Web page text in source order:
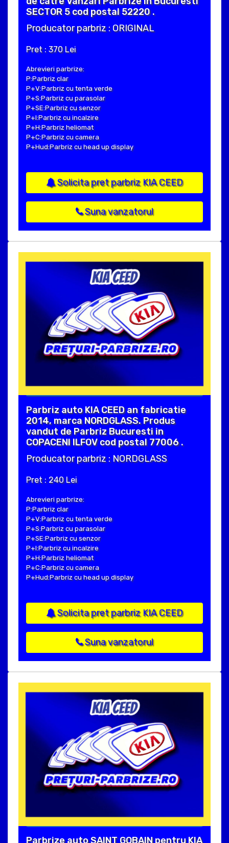
SECTOR 5 cod postal 52220 .
Producator parbriz : ORIGINAL
Pret : 370 Lei
Abrevieri parbrize:
P:Parbriz clar
P+V:Parbriz cu tenta verde
P+S:Parbriz cu parasolar
P+SE:Parbriz cu senzor
P+I:Parbriz cu incalzire
P+H:Parbriz heliomat
P+C:Parbriz cu camera
P+Hud:Parbriz cu head up display
Solicita pret parbriz KIA CEED
Suna vanzatorul
Parbriz auto KIA CEED an fabricatie
2014, marca NORDGLASS. Produs
vandut de Parbriz Bucuresti in
COPACENI ILFOV cod postal 77006 .
Producator parbriz : NORDGLASS
Pret : 240 Lei
Abrevieri parbrize:
P:Parbriz clar
P+V:Parbriz cu tenta verde
P+S:Parbriz cu parasolar
P+SE:Parbriz cu senzor
P+I:Parbriz cu incalzire
P+H:Parbriz heliomat
P+C:Parbriz cu camera
P+Hud:Parbriz cu head up display
Solicita pret parbriz KIA CEED
Suna vanzatorul
Parbrize auto SAINT GOBAIN pentru KIA